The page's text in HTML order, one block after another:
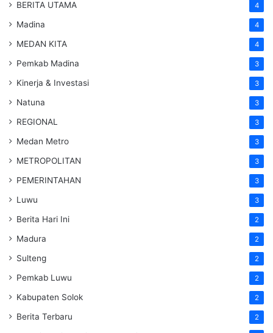
BERITA UTAMA 4
Madina 4
MEDAN KITA 4
Pemkab Madina 3
Kinerja & Investasi 3
Natuna 3
REGIONAL 3
Medan Metro 3
METROPOLITAN 3
PEMERINTAHAN 3
Luwu 3
Berita Hari Ini 2
Madura 2
Sulteng 2
Pemkab Luwu 2
Kabupaten Solok 2
Berita Terbaru 2